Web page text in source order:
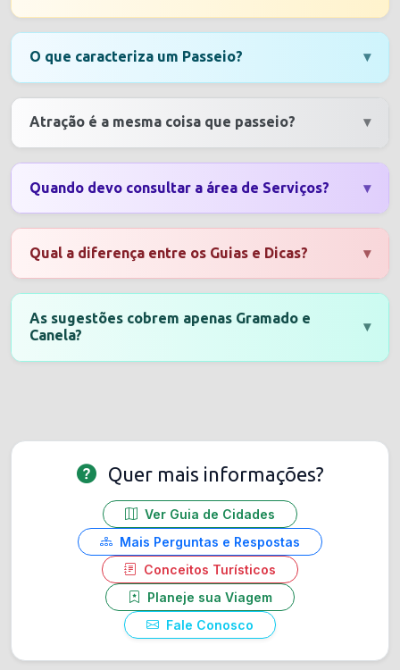
O que caracteriza um Passeio? ▾
Atração é a mesma coisa que passeio? ▾
Quando devo consultar a área de Serviços? ▾
Qual a diferença entre os Guias e Dicas? ▾
As sugestões cobrem apenas Gramado e
Canela?
▾
Quer mais informações?
Ver Guia de Cidades
Mais Perguntas e Respostas
Conceitos Turísticos
Planeje sua Viagem
Fale Conosco